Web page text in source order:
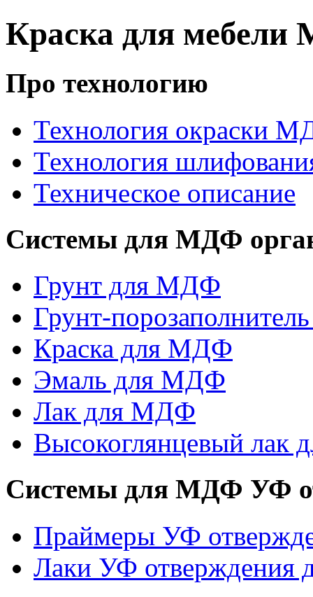
Краска для
Про технологию
Технология окраски
Технология
Техническое описание
Системы для МДФ
Грунт для МДФ
Грунт-
Краска для МДФ
Эмаль для МДФ
Лак для МДФ
Высокоглянцевый
Системы для МДФ УФ
Праймеры УФ
Лаки УФ